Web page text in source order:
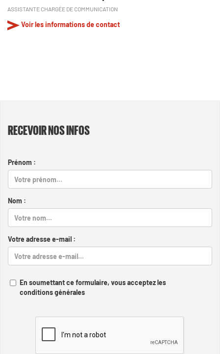
ASSISTANTE CHARGÉE DE COMMUNICATION
Voir les informations de contact
RECEVOIR NOS INFOS
Prénom :
Nom :
Votre adresse e-mail :
En soumettant ce formulaire, vous acceptez les
conditions générales